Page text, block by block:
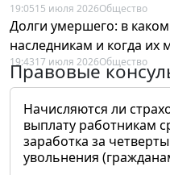
19:0515 июля 2026Общество
Долги умершего: в
наследникам и когда их
19:4317 июля 2026Общество
Правовые
Начисляются ли
выплату работникам
заработка за
увольнения